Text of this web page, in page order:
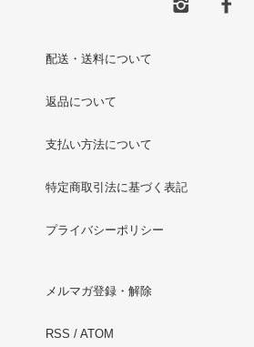
配送・送料について
返品について
支払い方法について
特定商取引法に基づく表記
プライバシーポリシー
メルマガ登録・解除
RSS / ATOM